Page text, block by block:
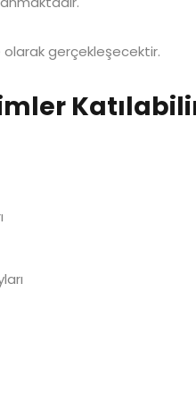
olarak gerçekleşecektir.